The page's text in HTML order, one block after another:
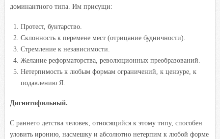
доминантного типа. Им присущи:
Протест, бунтарство.
Склонность к перемене мест (отрицание будничности).
Стремление к независимости.
Желание реформаторства, революционных преобразований.
Нетерпимость к любым формам ограничений, к цензуре, к
подавлению Я.
Дигнитофильный.
С раннего детства человек, относящийся к этому типу, способен
уловить иронию, насмешку и абсолютно нетерпим к любой форме